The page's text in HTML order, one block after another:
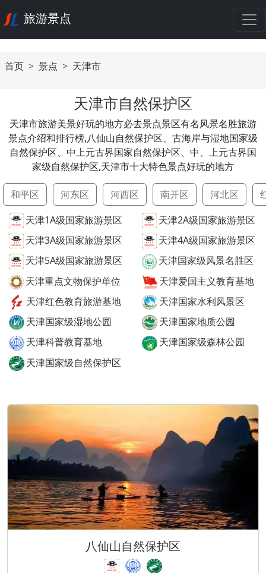
旅游景点
首页 景点 天津市
天津市自然保护区
天津市旅游美景好玩的地方必去景点景区有名风景名胜旅游
景点介绍和排行榜,八仙山自然保护区、古海岸与湿地国家级
自然保护区、中上元古界国家自然保护区、中、上元古界国
家级自然保护区,天津市十大特色景点好玩的地方
和平区 河东区 河西区 南开区 河北区
天津1A级国家旅游景区
天津2A级国家旅游景区
天津3A级国家旅游景区
天津4A级国家旅游景区
天津5A级国家旅游景区
天津国家级风景名胜区
天津重点文物保护单位
天津爱国主义教育基地
天津红色教育旅游基地
天津国家水利风景区
天津国家级湿地公园
天津国家地质公园
天津科普教育基地
天津国家级森林公园
天津国家级自然保护区
八仙山自然保护区